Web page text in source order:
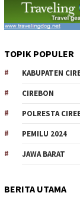
TOPIK POPULER
KABUPATEN
CIREBON
POLRESTA
PEMILU 2024
JAWA BARAT
BERITA UTAMA